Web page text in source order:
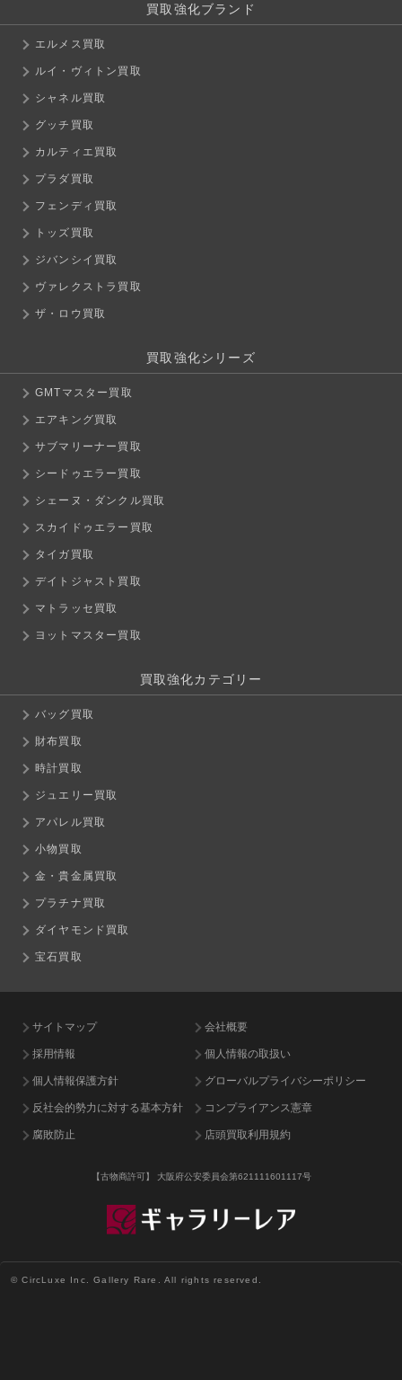
買取強化ブランド
エルメス買取
ルイ・ヴィトン買取
シャネル買取
グッチ買取
カルティエ買取
プラダ買取
フェンディ買取
トッズ買取
ジバンシイ買取
ヴァレクストラ買取
ザ・ロウ買取
買取強化シリーズ
GMTマスター買取
エアキング買取
サブマリーナー買取
シードゥエラー買取
シェーヌ・ダンクル買取
スカイドゥエラー買取
タイガ買取
デイトジャスト買取
マトラッセ買取
ヨットマスター買取
買取強化カテゴリー
バッグ買取
財布買取
時計買取
ジュエリー買取
アパレル買取
小物買取
金・貴金属買取
プラチナ買取
ダイヤモンド買取
宝石買取
サイトマップ 会社概要
採用情報 個人情報の取扱い
個人情報保護方針 グローバルプライバシーポリシー
反社会的勢力に対する基本方針 コンプライアンス憲章
腐敗防止 店頭買取利用規約
【古物商許可】 大阪府公安委員会第621111601117号
© CircLuxe Inc. Gallery Rare. All rights reserved.